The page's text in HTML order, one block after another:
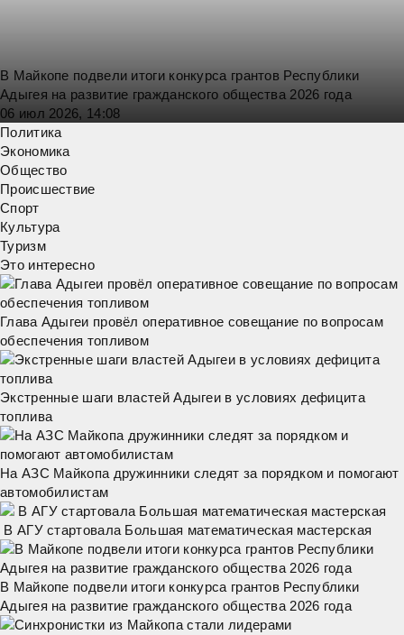
В Майкопе подвели итоги конкурса грантов Республики
Адыгея на развитие гражданского общества 2026 года
06 июл 2026, 14:08
Политика
Экономика
Общество
Происшествие
Спорт
Культура
Туризм
Это интересно
Глава Адыгеи провёл оперативное совещание по вопросам
обеспечения топливом
Экстренные шаги властей Адыгеи в условиях дефицита
топлива
На АЗС Майкопа дружинники следят за порядком и помогают
автомобилистам
В АГУ стартовала Большая математическая мастерская
В Майкопе подвели итоги конкурса грантов Республики
Адыгея на развитие гражданского общества 2026 года